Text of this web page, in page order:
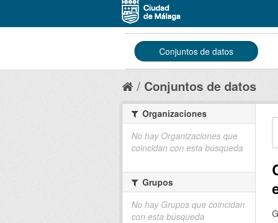
Conjuntos de datos
Conjuntos de datos
Organizaciones
No hay Organizaciones que
coincidan con esta búsqueda
Grupos
No hay Grupos que coincidan
con esta búsqueda